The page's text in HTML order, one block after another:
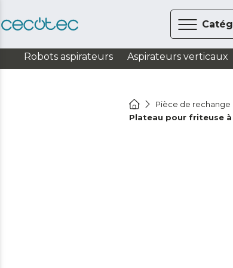
Robots aspirateurs Aspirateurs verticaux
Pièce de rechange
Plateau pour friteuse à